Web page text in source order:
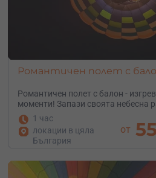
Романтичен полет с
Романтичен полет с балон -
моменти! Запази своята небесна
1 час
локации в цяла
България
от